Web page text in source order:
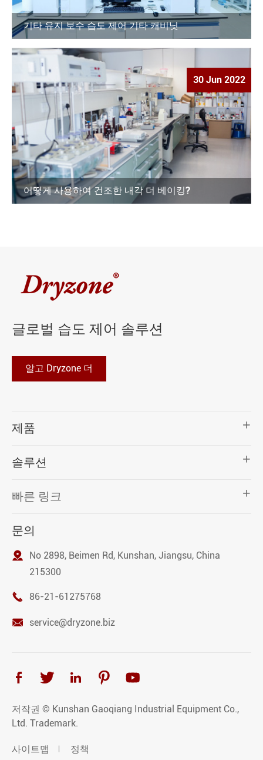
기타 유지 보수 습도 제어 기타 캐비닛
30 Jun 2022
어떻게 사용하여 건조한 내각 더 베이킹?
글로벌 습도 제어 솔루션
알고 Dryzone 더
제품 
솔루션 
빠른 링크 
문의

No 2898, Beimen Rd, Kunshan, Jiangsu, China
215300
 86-21-61275768
 service@dryzone.biz
    
저작권 © Kunshan Gaoqiang Industrial Equipment Co.,
Ltd. Trademark.
사이트맵 정책